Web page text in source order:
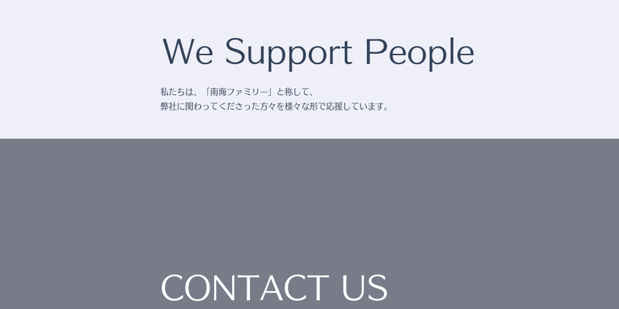
We Support People
私たちは、「南海ファミリー」と称して、
弊社に関わってくださった方々を様々な形で応援しています。
CONTACT US